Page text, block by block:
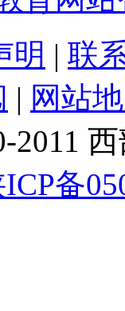
明 | 联
| 网站
2011
ICP备